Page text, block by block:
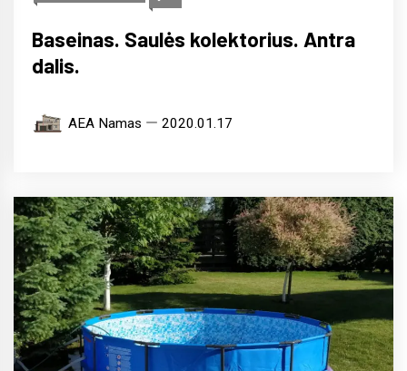
Baseinas. Saulės kolektorius. Antra
dalis.
AEA Namas 2020.01.17